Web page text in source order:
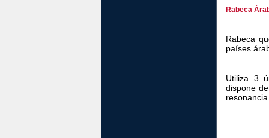
Rabeca
Rabeca
países
Utiliza 3
dispone